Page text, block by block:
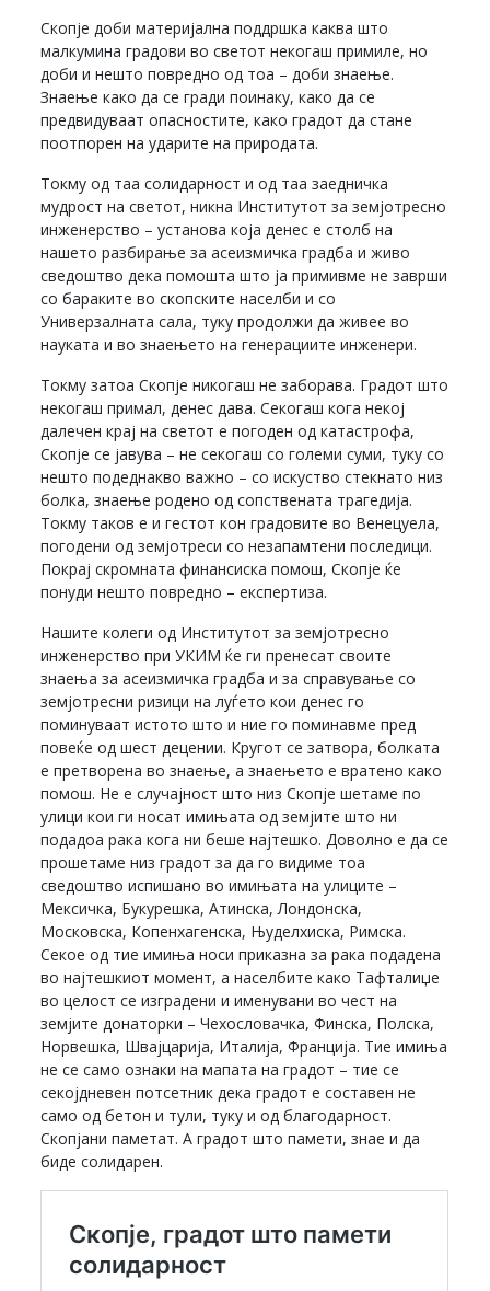
Скопје доби материјална поддршка каква што
малкумина градови во светот некогаш примиле, но
доби и нешто повредно од тоа – доби знаење.
Знаење како да се гради поинаку, како да се
предвидуваат опасностите, како градот да стане
поотпорен на ударите на природата.
Токму од таа солидарност и од таа заедничка
мудрост на светот, никна Институтот за земјотресно
инженерство – установа која денес е столб на
нашето разбирање за aсеизмичка градба и живо
сведоштво дека помошта што ја примивме не заврши
со бараките во скопските населби и со
Универзалната сала, туку продолжи да живее во
науката и во знаењето на генерациите инженери.
Токму затоа Скопје никогаш не заборава. Градот што
некогаш примал, денес дава. Секогаш кога некој
далечен крај на светот е погоден од катастрофа,
Скопје се јавува – не секогаш со големи суми, туку со
нешто подеднакво важно – со искуство стекнато низ
болка, знаење родено од сопствената трагедија.
Токму таков е и гестот кон градовите во Венецуела,
погодени од земјотреси со незапамтени последици.
Покрај скромната финансиска помош, Скопје ќе
понуди нешто повредно – експертиза.
Нашите колеги од Институтот за земјотресно
инженерство при УКИМ ќе ги пренесат своите
знаења за асеизмичка градба и за справување со
земјотресни ризици на луѓето кои денес го
поминуваат истото што и ние го поминавме пред
повеќе од шест децении. Кругот се затвора, болката
е претворена во знаење, а знаењето е вратено како
помош. Не е случајност што низ Скопје шетаме по
улици кои ги носат имињата од земјите што ни
подадоа рака кога ни беше најтешко. Доволно е да се
прошетаме низ градот за да го видиме тоа
сведоштво испишано во имињата на улиците –
Мексичка, Букурешка, Атинска, Лондонска,
Московска, Копенхагенска, Њуделхиска, Римска.
Секое од тие имиња носи приказна за рака подадена
во најтешкиот момент, а населбите како Тафталиџе
во целост се изградени и именувани во чест на
земјите донаторки – Чехословачка, Финска, Полска,
Норвешка, Швајцарија, Италија, Франција. Тие имиња
не се само ознаки на мапата на градот – тие се
секојдневен потсетник дека градот е составен не
само од бетон и тули, туку и од благодарност.
Скопјани паметат. А градот што памети, знае и да
биде солидарен.